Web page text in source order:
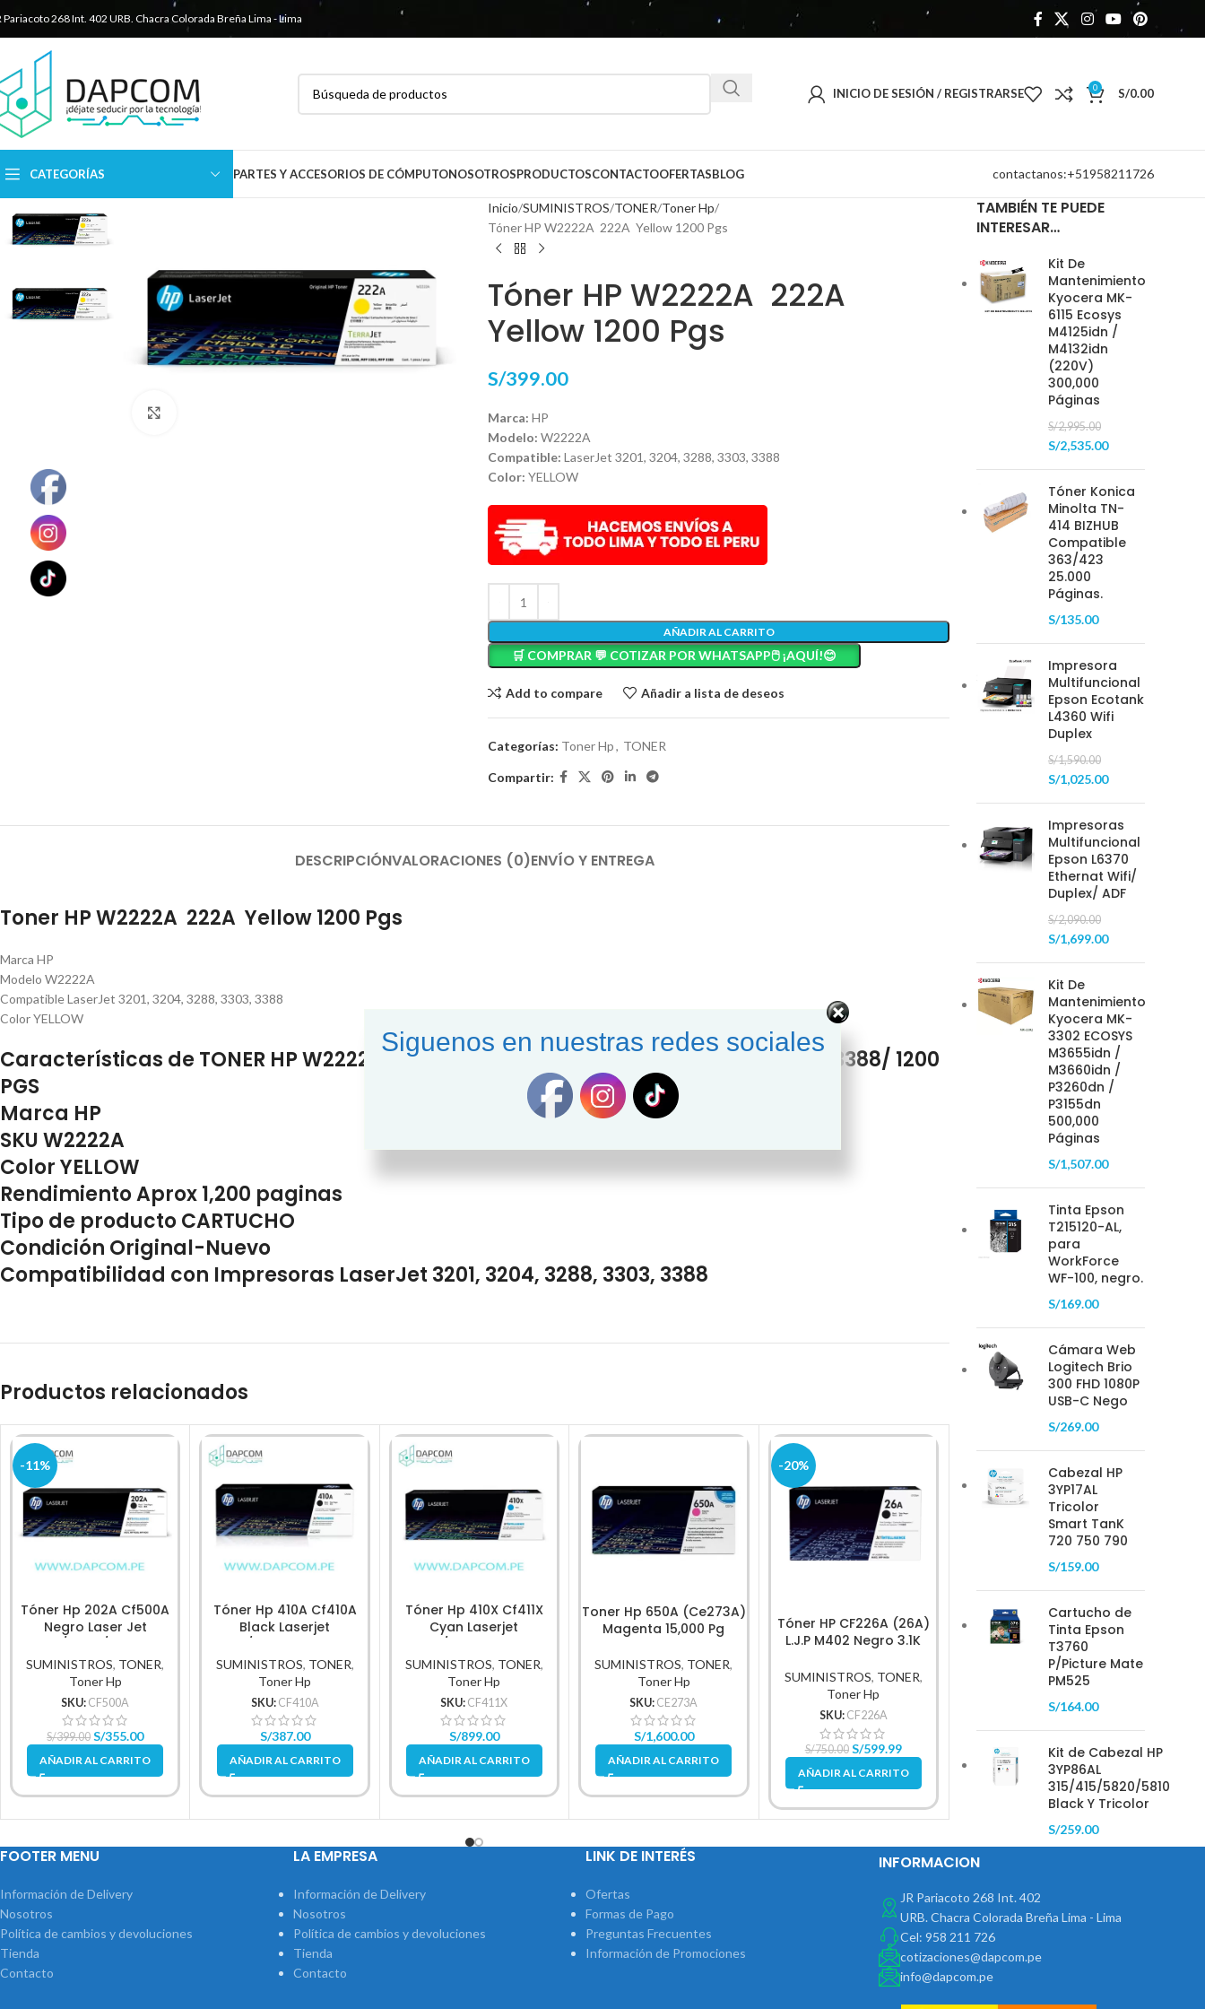
Pariacoto 268 Int. 402 URB. Chacra Colorada Breña Lima - Lima
INICIO DE SESIÓN / REGISTRARSE 0 S/0.00
CATEGORÍAS PARTES Y ACCESORIOS DE CÓMPUTONOSOTROSPRODUCTOSCONTACTOOFERTASBLOG contactanos:+51958211726
Inicio SUMINISTROS TONER Toner Hp
Tóner HP W2222A 222A Yellow 1200 Pgs
Tóner HP W2222A 222A
Yellow 1200 Pgs
S/399.00
Marca: HP
Modelo: W2222A
Compatible: LaserJet 3201, 3204, 3288, 3303, 3388
Color: YELLOW
AÑADIR AL CARRITO
🛒 COMPRAR 💬 COTIZAR POR WHATSAPP🖱️ ¡AQUÍ!😊
Add to compare Añadir a lista de deseos
Categorías: Toner Hp , TONER
Compartir:
DESCRIPCIÓNVALORACIONES (0)ENVÍO Y ENTREGA
Toner HP W2222A 222A Yellow 1200 Pgs
Marca HP
Modelo W2222A
Compatible LaserJet 3201, 3204, 3288, 3303, 3388
Color YELLOW
Características de TONER HP W2222A (222A) YELLOW P/ LJ 3203/ 3288/ MFP 3303/ 3388/ 1200
PGS
Marca HP
SKU W2222A
Color YELLOW
Rendimiento Aprox 1,200 paginas
Tipo de producto CARTUCHO
Condición Original-Nuevo
Compatibilidad con Impresoras LaserJet 3201, 3204, 3288, 3303, 3388
Productos relacionados
-11%
Tóner Hp 202A Cf500A
Negro Laser Jet
1.400Pg.
SUMINISTROS, TONER,
Toner Hp
SKU: CF500A
S/399.00 S/355.00
AÑADIR AL CARRITO
Tóner Hp 410A Cf410A
Black Laserjet
SUMINISTROS, TONER,
Toner Hp
SKU: CF410A
S/387.00
AÑADIR AL CARRITO
Tóner Hp 410X Cf411X
Cyan Laserjet
SUMINISTROS, TONER,
Toner Hp
SKU: CF411X
S/899.00
AÑADIR AL CARRITO
Toner Hp 650A (Ce273A)
Magenta 15,000 Pg
SUMINISTROS, TONER,
Toner Hp
SKU: CE273A
S/1,600.00
AÑADIR AL CARRITO
-20%
Tóner HP CF226A (26A)
L.J.P M402 Negro 3.1K
SUMINISTROS, TONER,
Toner Hp
SKU: CF226A
S/750.00 S/599.99
AÑADIR AL CARRITO
Toner Hp Lj 126A (Ce311A)
Cyan 1,000Pg.
SUMINISTROS,TONER
CE311A
269.00
AÑADIR AL CARRITO
TAMBIÉN TE PUEDE
INTERESAR…
Kit De
Mantenimiento
Kyocera MK-
6115 Ecosys
M4125idn /
M4132idn
(220V)
300,000
Páginas
S/2,995.00
S/2,535.00
Tóner Konica
Minolta TN-
414 BIZHUB
Compatible
363/423
25.000
Páginas.
S/135.00
Impresora
Multifuncional
Epson Ecotank
L4360 Wifi
Duplex
S/1,590.00
S/1,025.00
Impresoras
Multifuncional
Epson L6370
Ethernat Wifi/
Duplex/ ADF
S/2,090.00
S/1,699.00
Kit De
Mantenimiento
Kyocera MK-
3302 ECOSYS
M3655idn /
M3660idn /
P3260dn /
P3155dn
500,000
Páginas
S/1,507.00
Tinta Epson
T215120-AL,
para
WorkForce
WF-100, negro.
S/169.00
Cámara Web
Logitech Brio
300 FHD 1080P
USB-C Nego
S/269.00
Cabezal HP
3YP17AL
Tricolor
Smart TanK
720 750 790
S/159.00
Cartucho de
Tinta Epson
T3760
P/Picture Mate
PM525
S/164.00
Kit de Cabezal HP
3YP86AL
315/415/5820/5810
Black Y Tricolor
S/259.00
FOOTER MENU
Información de Delivery
Nosotros
Política de cambios y devoluciones
Tienda
Contacto
LA EMPRESA
Información de Delivery
Nosotros
Política de cambios y devoluciones
Tienda
Contacto
LINK DE INTERÉS
Ofertas
Formas de Pago
Preguntas Frecuentes
Información de Promociones
INFORMACION
JR Pariacoto 268 Int. 402
URB. Chacra Colorada Breña Lima - Lima
Cel: 958 211 726
cotizaciones@dapcom.pe
info@dapcom.pe
Siguenos en nuestras redes sociales